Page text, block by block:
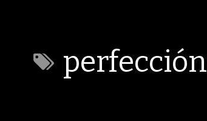
perfección